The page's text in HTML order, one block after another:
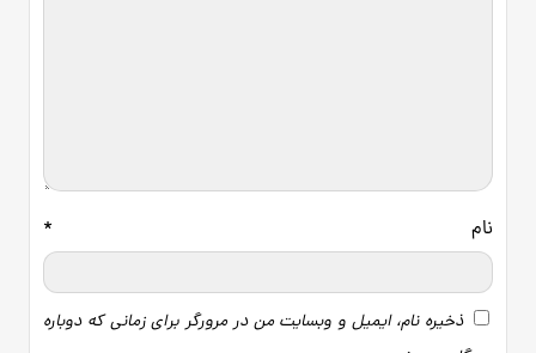
نام *
ذخیره نام، ایمیل و وبسایت من در مرورگر برای زمانی که دوباره